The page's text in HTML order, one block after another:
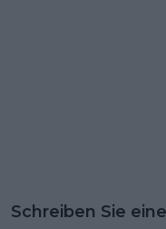
Schreiben Sie